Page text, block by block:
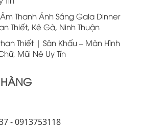
Thanh Ánh Sáng Gala Dinner
Thiết, Kê Gà, Ninh Thuận
Thiết | Sân Khấu – Màn Hình
Mũi Né Uy Tín
- 0913753118